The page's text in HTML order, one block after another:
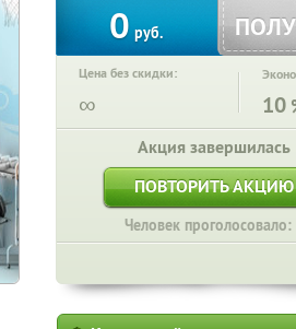
0 руб.
Цена без скидки:
∞ 10
Акция завершилась
ПОВТОРИТЬ АКЦИЮ
Человек проголосовало: